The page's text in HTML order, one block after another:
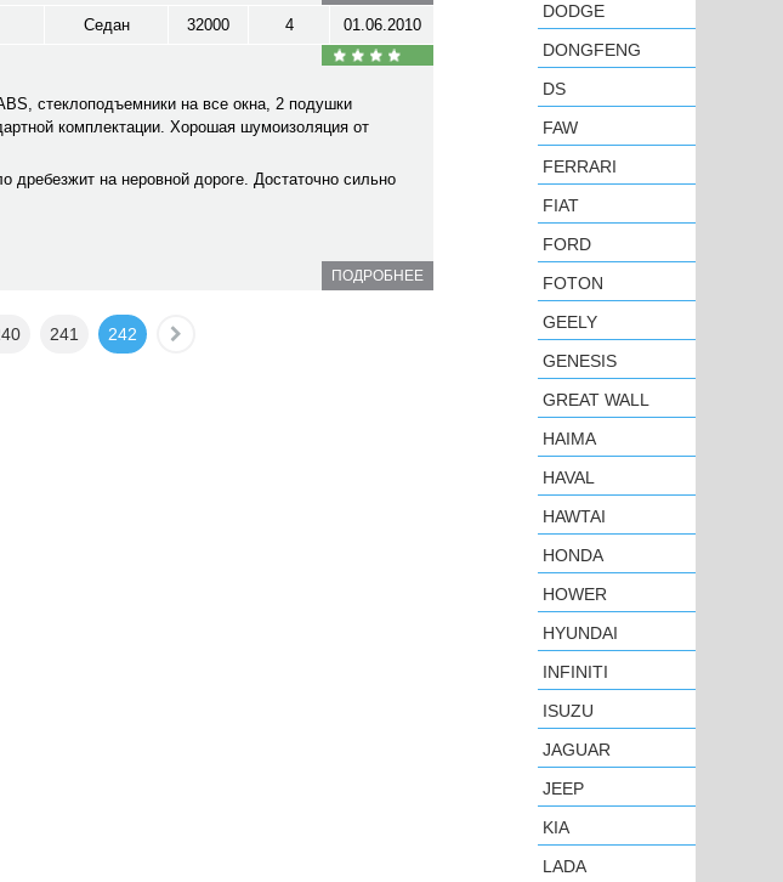
Седан 32000 4 01.06.2010
стеклоподъемники на все окна, 2 подушки
комплектации. Хорошая шумоизоляция от
дребезжит на неровной дороге. Достаточно сильно
ПОДРОБНЕЕ
241 242
DODGE
DONGFENG
DS
FAW
FERRARI
FIAT
FORD
FOTON
GEELY
GENESIS
GREAT WALL
HAIMA
HAVAL
HAWTAI
HONDA
HOWER
HYUNDAI
INFINITI
ISUZU
JAGUAR
JEEP
KIA
LADA